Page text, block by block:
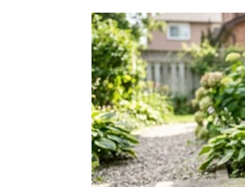
Como aplicar
Para obter resultados consistentes,
óleos. Osdifusores automáticos
em locais fechados, enquanto as
varandas.